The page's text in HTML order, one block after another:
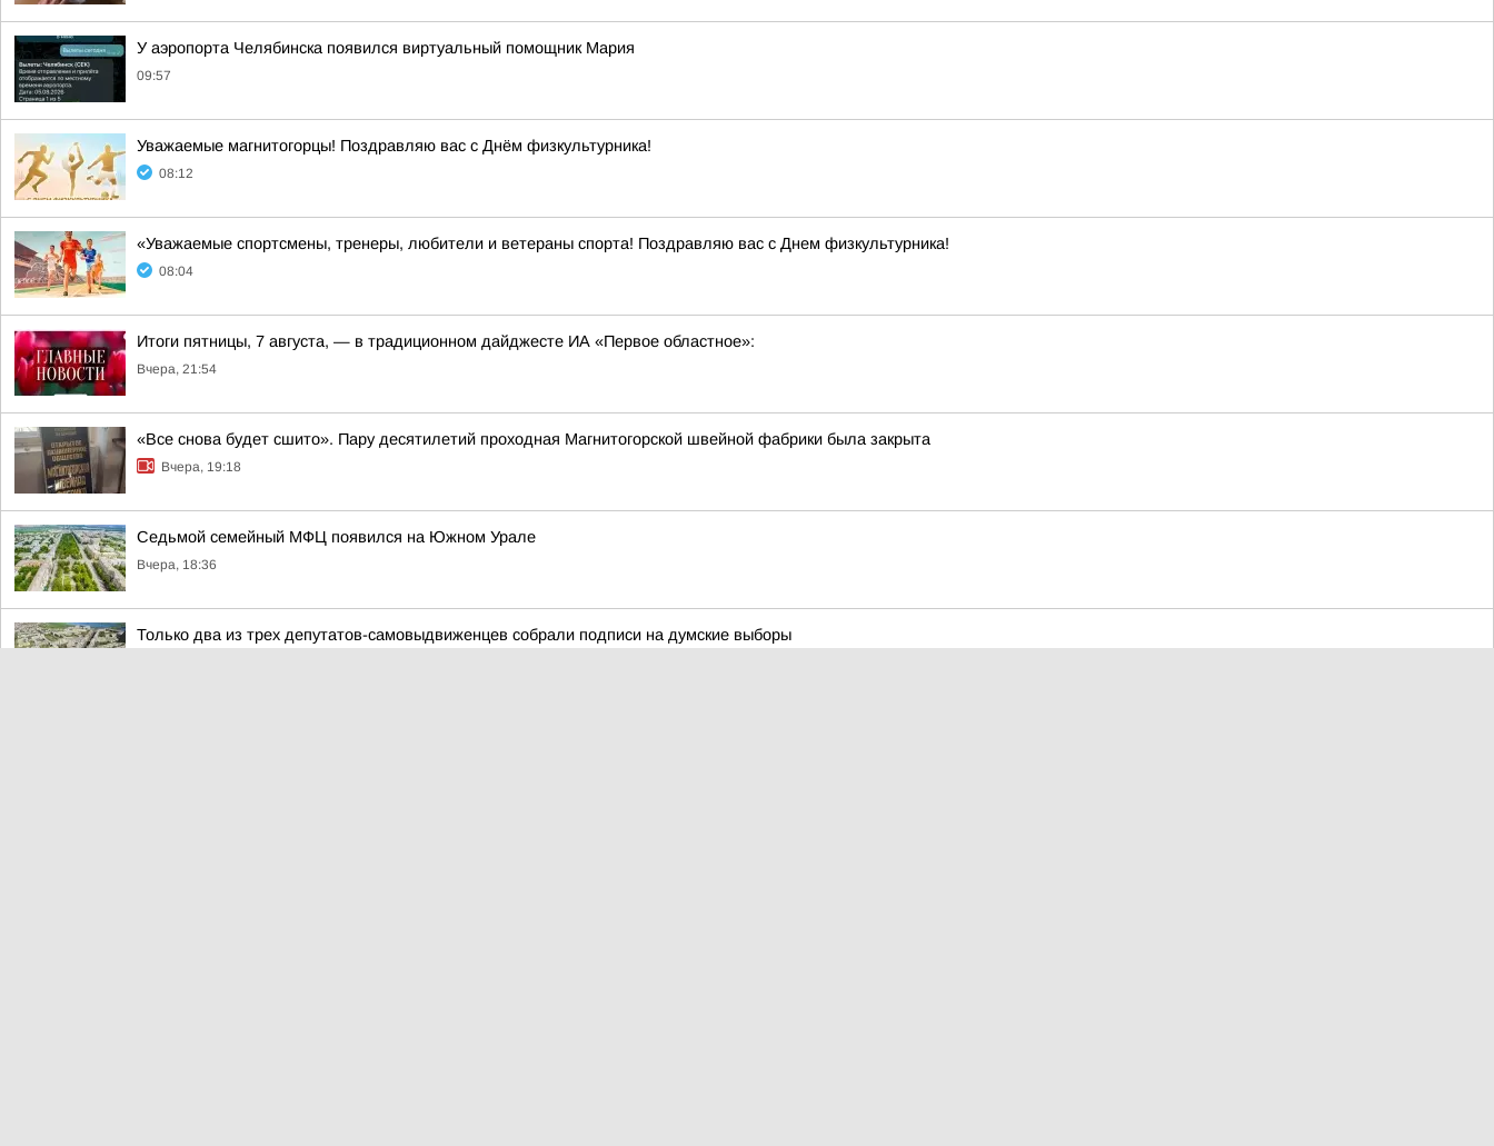
У аэропорта Челябинска появился виртуальный помощник Мария
09:57
Уважаемые магнитогорцы! Поздравляю вас с Днём физкультурника!
08:12
«Уважаемые спортсмены, тренеры, любители и ветераны спорта! Поздравляю вас с Днем физкультурника!
08:04
Итоги пятницы, 7 августа, — в традиционном дайджесте ИА «Первое областное»:
Вчера, 21:54
«Все снова будет сшито». Пару десятилетий проходная Магнитогорской швейной фабрики была закрыта
Вчера, 19:18
Седьмой семейный МФЦ появился на Южном Урале
Вчера, 18:36
Только два из трех депутатов-самовыдвиженцев собрали подписи на думские выборы